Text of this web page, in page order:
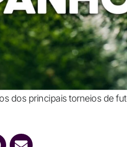
dos principais torneios de